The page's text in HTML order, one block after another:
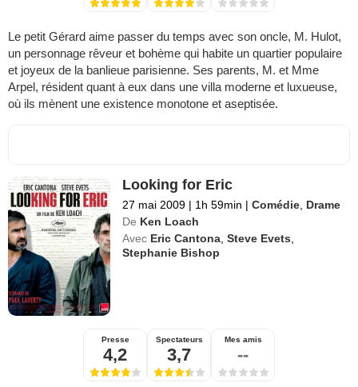
Le petit Gérard aime passer du temps avec son oncle, M. Hulot,
un personnage rêveur et bohème qui habite un quartier populaire
et joyeux de la banlieue parisienne. Ses parents, M. et Mme
Arpel, résident quant à eux dans une villa moderne et luxueuse,
où ils mènent une existence monotone et aseptisée.
Looking for Eric
27 mai 2009 | 1h 59min | Comédie, Drame
De Ken Loach
Avec Eric Cantona,Steve Evets,
Stephanie Bishop
Presse
4,2
Spectateurs
3,7
Mes amis
--